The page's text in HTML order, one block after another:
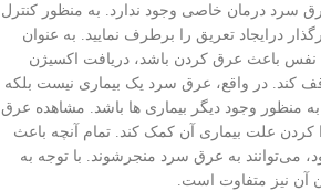
عرق سرد درمان خاصی وجود ندارد. به منظور کنترل
درایجاد تعریق را برطرف نمایید. به عنوان
نفس باعث عرق کردن باشد، دریافت اکسیژن
کند. در واقع، عرق سرد یک بیماری نیست بلکه
منظور وجود دیگر بیماری ها باشد. مشاهده عرق
کردن علت بیماری آن کمک کند. تمام آنچه باعث
می‌توانند به عرق سرد منجرشوند. با توجه به
آن نیز متفاوت است.